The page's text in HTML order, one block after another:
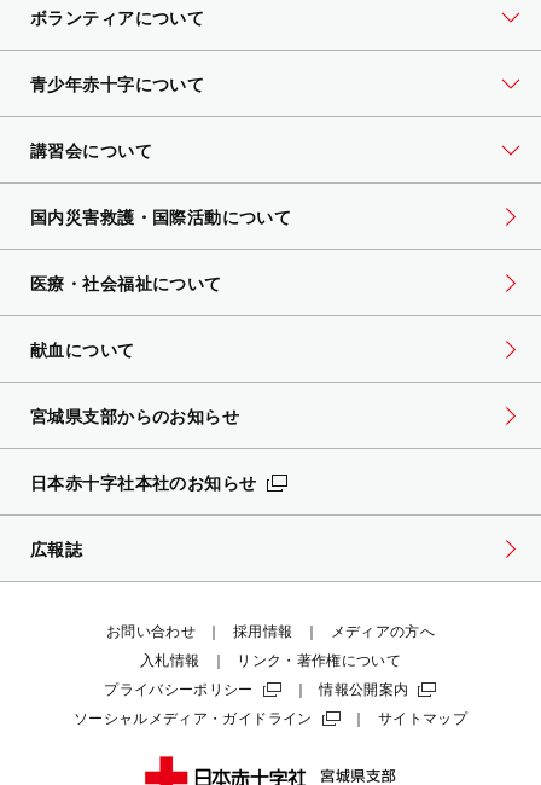
ボランティアについて
青少年赤十字について
講習会について
国内災害救護・国際活動について
医療・社会福祉について
献血について
宮城県支部からのお知らせ
日本赤十字社本社のお知らせ
広報誌
お問い合わせ 採用情報
メディアの方へ
入札情報
リンク・著作権について
プライバシーポリシー
情報公開案内
ソーシャルメディア・ガイドライン
サイトマップ